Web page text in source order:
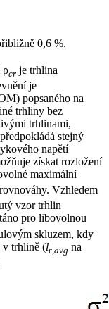
0,6 %.
ρcr je trhlina
je
popsaného na
trhliny bez
trhlinami,
stejný
napětí
získat rozložení
maximální
Vzhledem
vzor trhlin
pro libovolnou
skluzem, kdy
v trhlině (lε, avg na